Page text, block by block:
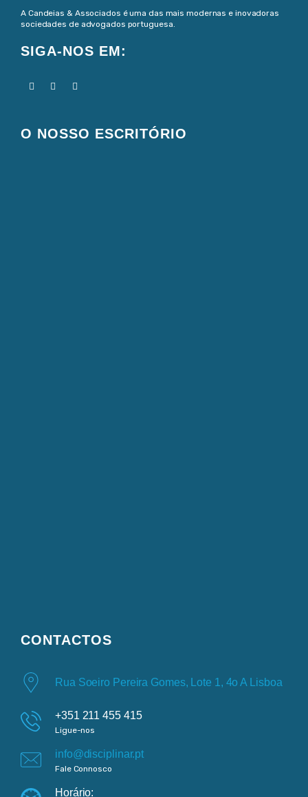
A Candeias & Associados é uma das mais modernas e inovadoras
sociedades de advogados portuguesa.
SIGA-NOS EM:
O NOSSO ESCRITÓRIO
CONTACTOS
Rua Soeiro Pereira Gomes, Lote 1, 4o A Lisboa
+351 211 455 415
Ligue-nos
info@disciplinar.pt
Fale Connosco
Horário: